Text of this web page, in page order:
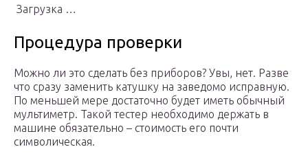
Загрузка …
Процедура проверки
Можно ли это сделать без приборов? Увы, нет. Разве
что сразу заменить катушку на заведомо исправную.
По меньшей мере достаточно будет иметь обычный
мультиметр. Такой тестер необходимо держать в
машине обязательно – стоимость его почти
символическая.